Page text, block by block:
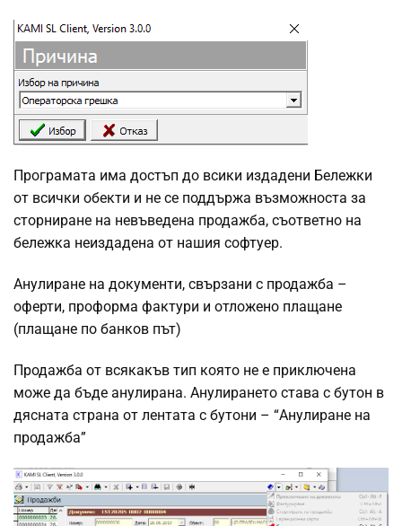
Програмата има достъп до всики издадени Бележки
от всички обекти и не се поддържа възможноста за
сторниране на невъведена продажба, съответно на
бележка неиздадена от нашия софтуер.
Анулиране на документи, свързани с продажба –
оферти, проформа фактури и отложено плащане
(плащане по банков път)
Продажба от всякакъв тип която не е приключена
може да бъде анулирана. Анулирането става с бутон в
дясната страна от лентата с бутони – “Анулиране на
продажба”